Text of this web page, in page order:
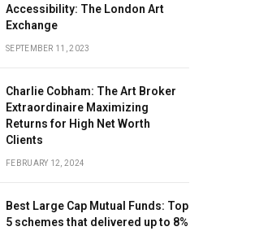
Accessibility: The London Art
Exchange
SEPTEMBER 11, 2023
Charlie Cobham: The Art Broker
Extraordinaire Maximizing
Returns for High Net Worth
Clients
FEBRUARY 12, 2024
Best Large Cap Mutual Funds: Top
5 schemes that delivered up to 8%